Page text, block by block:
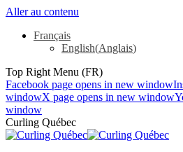
Aller au contenu
Français
English(Anglais)
Top Right Menu (FR)
Facebook page opens in new window
windowX page opens in new window
window
Curling Québec